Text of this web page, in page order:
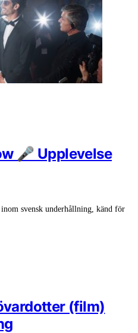
🎤 Upplevelse
svensk underhållning, känd för
(film)